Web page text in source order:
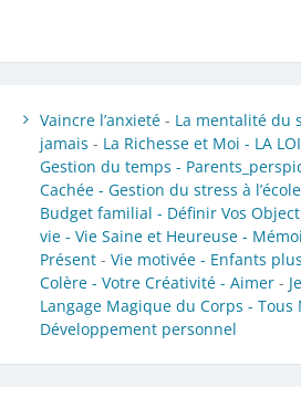
Vaincre l’anxieté - La mentalité du
jamais - La Richesse et Moi - LA
Gestion du temps -
Cachée - Gestion du stress à l’école
Budget familial - Définir Vos
vie - Vie Saine et Heureuse -
Présent - Vie motivée - Enfants
Colère - Votre Créativité - Aimer -
Langage Magique du Corps - Tous
Développement personnel